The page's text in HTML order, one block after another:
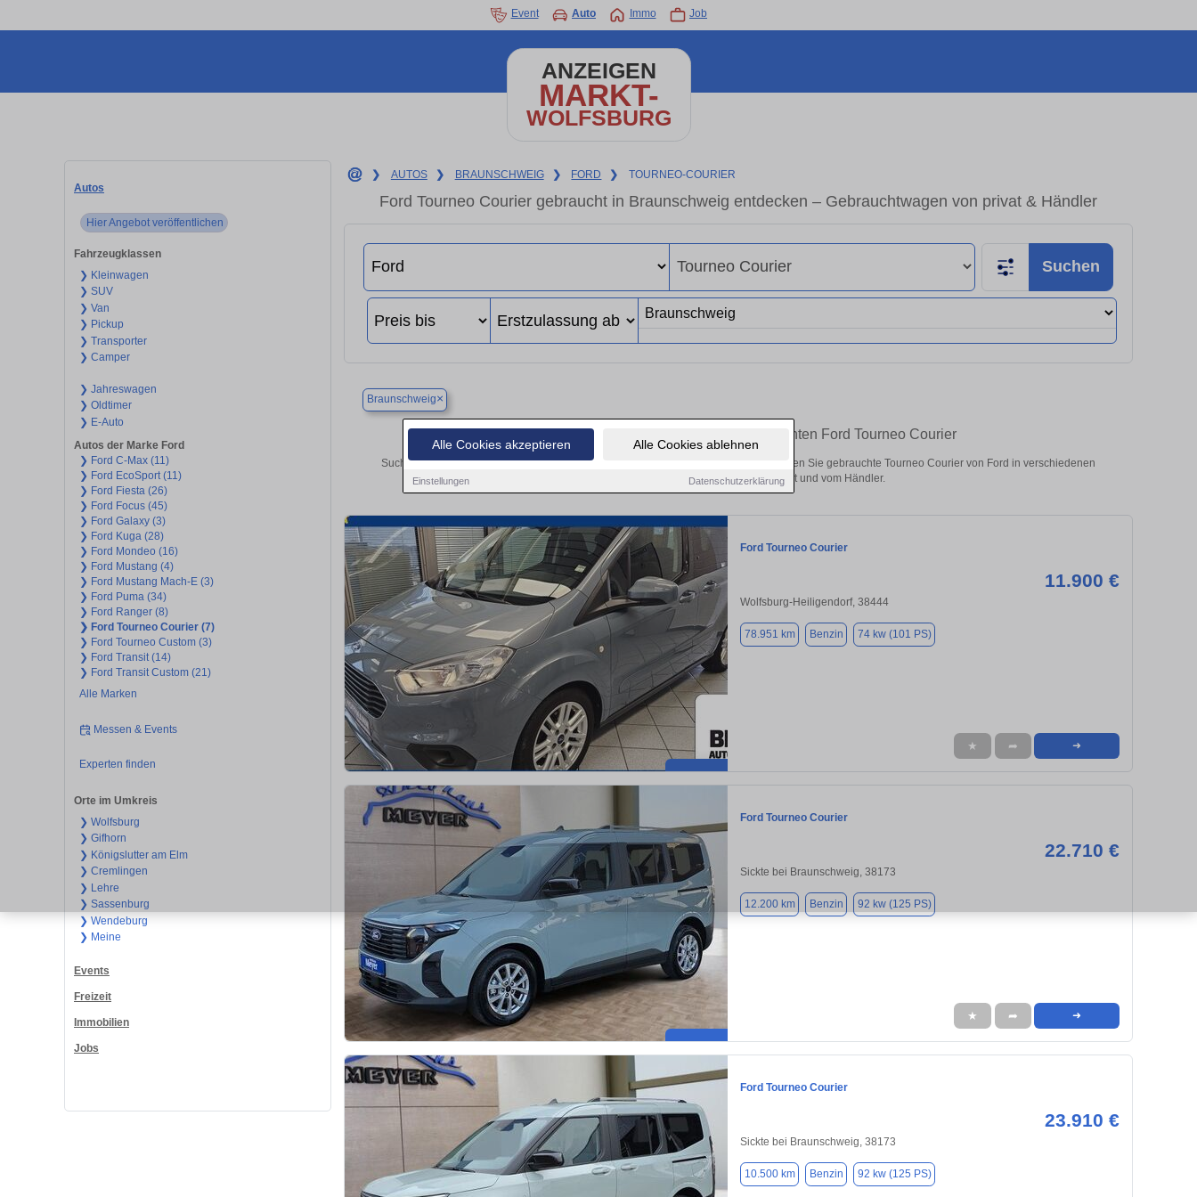
Alle Cookies akzeptieren Alle Cookies ablehnen
Einstellungen Datenschutzerklärung
Event Auto Immo Job
ANZEIGEN
MARKT-
WOLFSBURG
Autos
Hier Angebot veröffentlichen
Fahrzeugklassen
❯ Kleinwagen
❯ SUV
❯ Van
❯ Pickup
❯ Transporter
❯ Camper
❯ Jahreswagen
❯ Oldtimer
❯ E-Auto
Autos der Marke Ford
❯ Ford C-Max (11)
❯ Ford EcoSport (11)
❯ Ford Fiesta (26)
❯ Ford Focus (45)
❯ Ford Galaxy (3)
❯ Ford Kuga (28)
❯ Ford Mondeo (16)
❯ Ford Mustang (4)
❯ Ford Mustang Mach-E (3)
❯ Ford Puma (34)
❯ Ford Ranger (8)
❯ Ford Tourneo Courier (7)
❯ Ford Tourneo Custom (3)
❯ Ford Transit (14)
❯ Ford Transit Custom (21)
Alle Marken
Messen & Events
Experten finden
Orte im Umkreis
❯ Wolfsburg
❯ Gifhorn
❯ Königslutter am Elm
❯ Cremlingen
❯ Lehre
❯ Sassenburg
❯ Wendeburg
❯ Meine
Events
Freizeit
Immobilien
Jobs
❯ AUTOS ❯ BRAUNSCHWEIG ❯ FORD ❯ TOURNEO-COURIER
Ford Tourneo Courier gebraucht in Braunschweig entdecken – Gebrauchtwagen von privat & Händler
Suchen
Braunschweig×
Finden Sie in Braunschweig Ihren gebrauchten Ford Tourneo Courier
Suchen Sie in Braunschweig einen Ford Tourneo Courier Gebrauchtwagen? Entdecken Sie gebrauchte Tourneo Courier von Ford in verschiedenen
Ausführungen und Preisklassen von privat und vom Händler.
Ford Tourneo Courier
11.900 €
Wolfsburg-Heiligendorf, 38444
78.951 km Benzin 74 kw (101 PS)
★ ➦ ➜
Ford Tourneo Courier
22.710 €
Sickte bei Braunschweig, 38173
12.200 km Benzin 92 kw (125 PS)
★ ➦ ➜
Ford Tourneo Courier
23.910 €
Sickte bei Braunschweig, 38173
10.500 km Benzin 92 kw (125 PS)